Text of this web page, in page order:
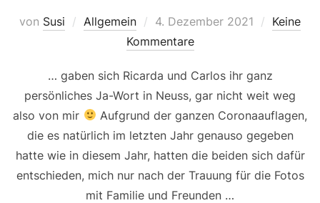
von Susi Allgemein
Veröffentlicht
am
4. Dezember 2021
Keine
Kommentare
… gaben sich Ricarda und Carlos ihr ganz
persönliches Ja-Wort in Neuss, gar nicht weit weg
also von mir
Aufgrund der ganzen Coronaauflagen,
die es natürlich im letzten Jahr genauso gegeben
hatte wie in diesem Jahr, hatten die beiden sich dafür
entschieden, mich nur nach der Trauung für die Fotos
mit Familie und Freunden …